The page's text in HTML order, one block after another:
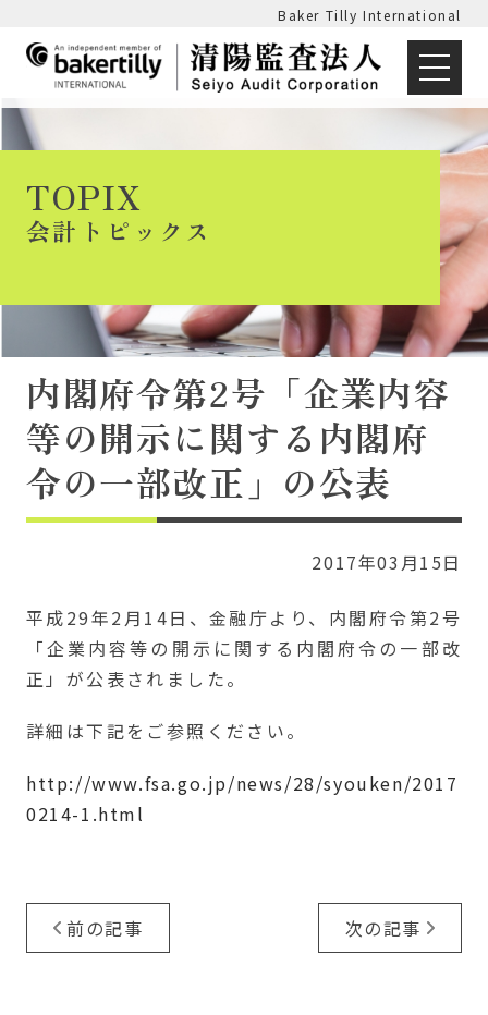
Baker Tilly International
TOPIX
会計トピックス
内閣府令第2号「企業内容
等の開示に関する内閣府
令の一部改正」の公表
2017年03月15日
平成29年2月14日、金融庁より、内閣府令第2号
「企業内容等の開示に関する内閣府令の一部改
正」が公表されました。
詳細は下記をご参照ください。
http://www.fsa.go.jp/news/28/syouken/2017
0214-1.html
前の記事 次の記事